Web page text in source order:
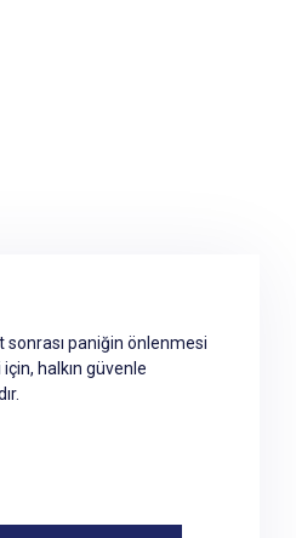
sonrası paniğin önlenmesi
için, halkın güvenle